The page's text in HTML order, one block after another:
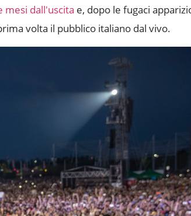
mesi dall'uscita e, dopo le fugaci
volta il pubblico italiano dal vivo.